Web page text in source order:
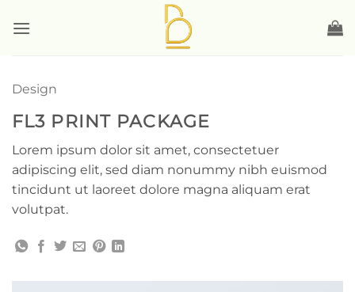
Design
FL3 PRINT PACKAGE
Lorem ipsum dolor sit amet, consectetuer
adipiscing elit, sed diam nonummy nibh euismod
tincidunt ut laoreet dolore magna aliquam erat
volutpat.